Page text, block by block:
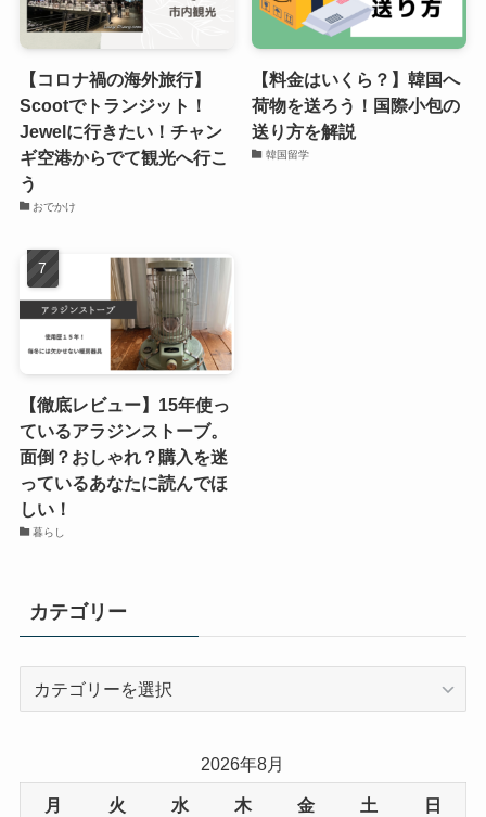
【コロナ禍の海外旅行】
Scootでトランジット！
Jewelに行きたい！チャン
ギ空港からでて観光へ行こ
う
おでかけ
【料金はいくら？】韓国へ
荷物を送ろう！国際小包の
送り方を解説
韓国留学
【徹底レビュー】15年使っ
ているアラジンストーブ。
面倒？おしゃれ？購入を迷
っているあなたに読んでほ
しい！
暮らし
カテゴリー
ー
2026年8月
月 火 水 木 金 土 日